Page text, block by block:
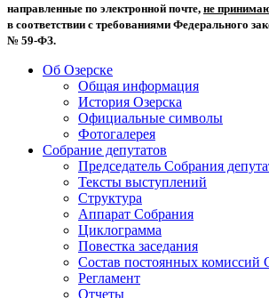
направленные по электронной почте, не
в соответствии с требованиями Федерального
№ 59-ФЗ.
Об Озерске
Общая информация
История Озерска
Официальные символы
Фотогалерея
Собрание депутатов
Председатель Собрания
Тексты выступлений
Структура
Аппарат Собрания
Циклограмма
Повестка заседания
Состав постоянных комиссий
Регламент
Отчеты